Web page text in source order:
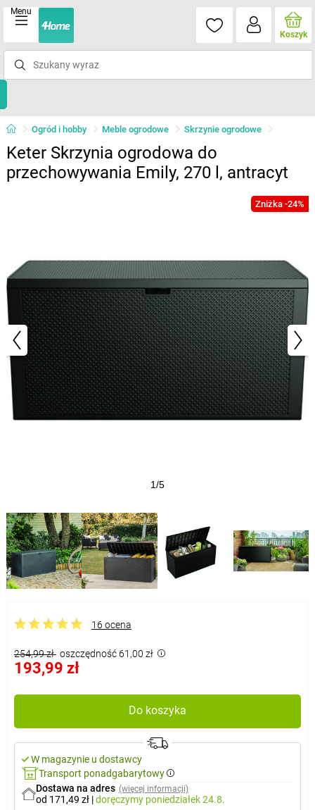
Menu
Koszyk
Ogród i hobby Meble ogrodowe Skrzynie ogrodowe
Keter Skrzynia ogrodowa do
przechowywania Emily, 270 l, antracyt
Zniżka -24%
1/5
16 ocena
254,99 zł oszczędność 61,00 zł
193,99 zł
Do koszyka
W magazynie u dostawcy
Transport ponadgabarytowy
Dostawa na adres (więcej informacji)
od 171,49 zł |doręczymy poniedziałek 24.8.